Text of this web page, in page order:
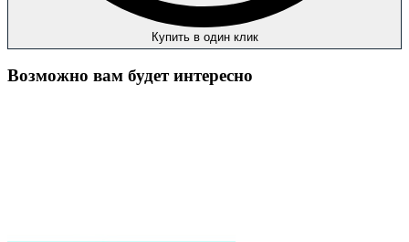
Купить в один клик
Возможно вам будет интересно